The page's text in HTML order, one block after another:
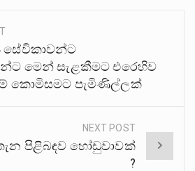
සේවිකාවන්ට
මෙන් සැළකීමට එරෙහිව
කොමිසමට පැමිණිල්ලක්
NEXT POST
පිළිබඳව හෝඩුවාවක්
?